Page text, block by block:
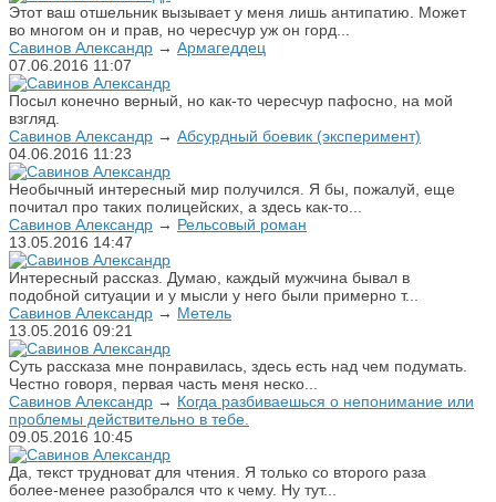
Этот ваш отшельник вызывает у меня лишь антипатию. Может
во многом он и прав, но чересчур уж он горд...
Савинов Александр → Армагеддец
07.06.2016 11:07
Посыл конечно верный, но как-то чересчур пафосно, на мой
взгляд.
Савинов Александр → Абсурдный боевик (эксперимент)
04.06.2016 11:23
Необычный интересный мир получился. Я бы, пожалуй, еще
почитал про таких полицейских, а здесь как-то...
Савинов Александр → Рельсовый роман
13.05.2016 14:47
Интересный рассказ. Думаю, каждый мужчина бывал в
подобной ситуации и у мысли у него были примерно т...
Савинов Александр → Метель
13.05.2016 09:21
Суть рассказа мне понравилась, здесь есть над чем подумать.
Честно говоря, первая часть меня неско...
Савинов Александр → Когда разбиваешься о непонимание или
проблемы действительно в тебе.
09.05.2016 10:45
Да, текст трудноват для чтения. Я только со второго раза
более-менее разобрался что к чему. Ну тут...